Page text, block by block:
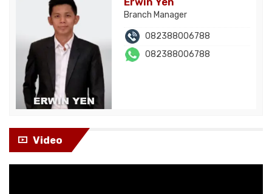
Branch Manager
082388006788
082388006788
Video